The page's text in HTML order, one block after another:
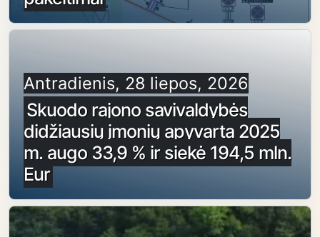
Antradienis, 28 liepos, 2026
Skuodo rajono savivaldybės
didžiausių įmonių apyvarta 2025
m. augo 33,9 % ir siekė 194,5 mln.
Eur